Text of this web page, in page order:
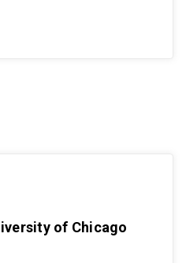
of Chicago